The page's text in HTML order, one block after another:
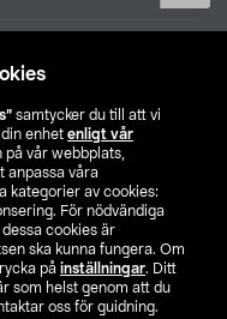
samtycker du till att vi
enhet enligt vår
vår webbplats,
anpassa våra
kategorier av cookies:
För nödvändiga
cookies är
ska kunna fungera. Om
på inställningar. Ditt
som helst genom att du
oss för guidning.